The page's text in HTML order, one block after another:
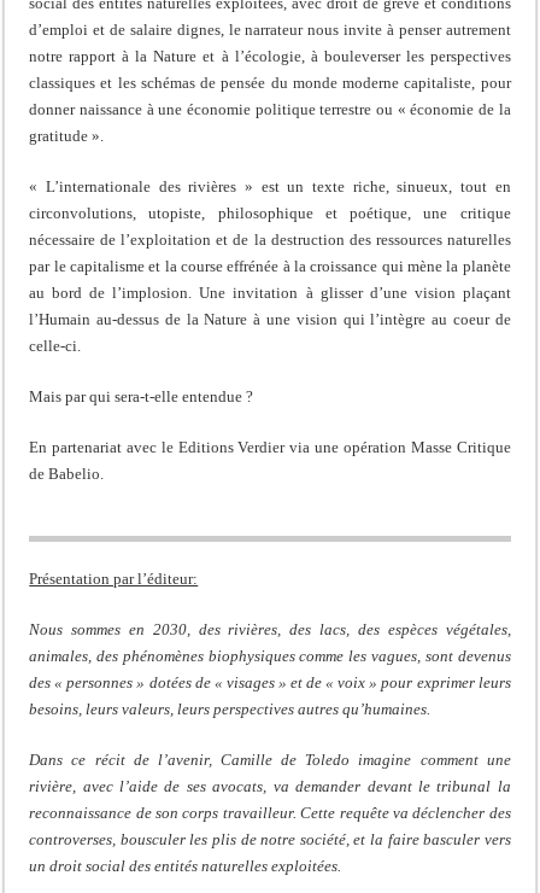
d’emploi et de salaire dignes, le narrateur nous invite à penser autrement
notre rapport à la Nature et à l’écologie, à bouleverser les perspectives
classiques et les schémas de pensée du monde moderne capitaliste, pour
donner naissance à une économie politique terrestre ou « économie de la
gratitude ».
« L’internationale des rivières » est un texte riche, sinueux, tout en
circonvolutions, utopiste, philosophique et poétique, une critique
nécessaire de l’exploitation et de la destruction des ressources naturelles
par le capitalisme et la course effrénée à la croissance qui mène la planète
au bord de l’implosion. Une invitation à glisser d’une vision plaçant
l’Humain au-dessus de la Nature à une vision qui l’intègre au coeur de
celle-ci.
Mais par qui sera-t-elle entendue ?
En partenariat avec le Editions Verdier via une opération Masse Critique
de Babelio.
Présentation par l’éditeur:
Nous sommes en 2030, des rivières, des lacs, des espèces végétales,
animales, des phénomènes biophysiques comme les vagues, sont devenus
des « personnes » dotées de « visages » et de « voix » pour exprimer leurs
besoins, leurs valeurs, leurs perspectives autres qu’humaines.
Dans ce récit de l’avenir, Camille de Toledo imagine comment une
rivière, avec l’aide de ses avocats, va demander devant le tribunal la
reconnaissance de son corps travailleur. Cette requête va déclencher des
controverses, bousculer les plis de notre société, et la faire basculer vers
un droit social des entités naturelles exploitées.